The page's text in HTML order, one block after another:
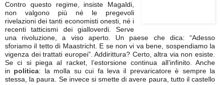
Contro questo regime, insiste Magaldi,
non valgono più né le pregevoli
rivelazioni dei tanti economisti onesti, né i
recenti tatticismi dei gialloverdi. Serve
una rivoluzione, a viso aperto. Un paese che dica: “Adesso
sforiamo il tetto di Maastricht. E se non vi va bene, sospendiamo la
vigenza dei trattati europei”. Addirittura? Certo, altra via non esiste.
Se ci si piega al racket, l’estorsione continua all’infinito. Anche
in politica: la molla su cui fa leva il prevaricatore è sempre la
stessa, la paura. Se invece si smette di avere paura, tutto il castello